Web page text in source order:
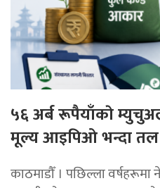
५६ अर्ब रूपैयाँकाे
मूल्य आइपिओ भन्दा तल
काठमाडौँ । पछिल्ला